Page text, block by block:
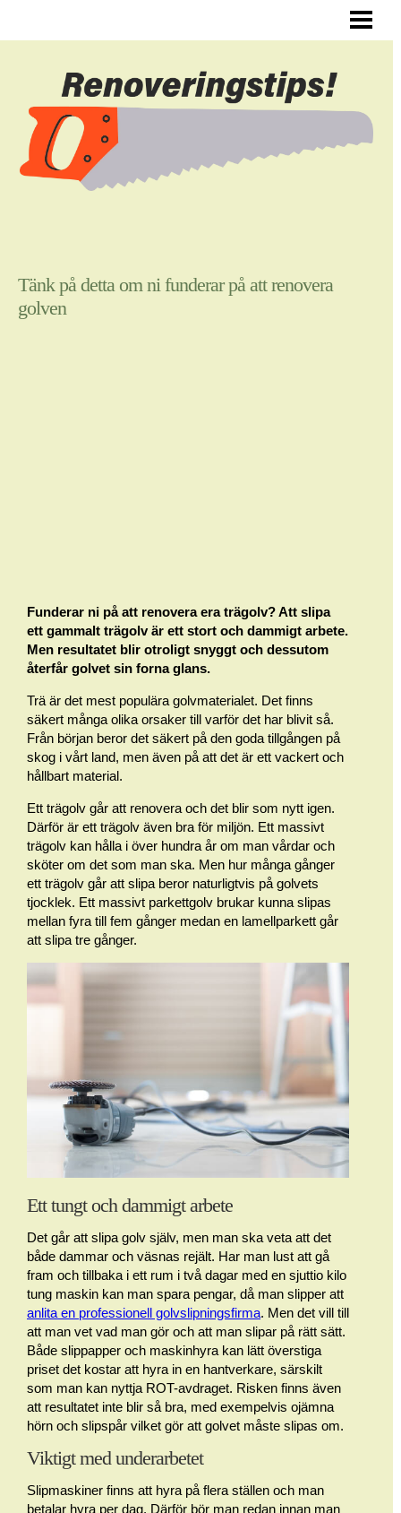
RENOVERA DIN HALL
RENOVERA SJÄLV
BLOGG
Tänk på detta om ni funderar på att renovera
golven
Funderar ni på att renovera era trägolv? Att slipa
ett gammalt trägolv är ett stort och dammigt arbete.
Men resultatet blir otroligt snyggt och dessutom
återfår golvet sin forna glans.
Trä är det mest populära golvmaterialet. Det finns
säkert många olika orsaker till varför det har blivit så.
Från början beror det säkert på den goda tillgången på
skog i vårt land, men även på att det är ett vackert och
hållbart material.
Ett trägolv går att renovera och det blir som nytt igen.
Därför är ett trägolv även bra för miljön. Ett massivt
trägolv kan hålla i över hundra år om man vårdar och
sköter om det som man ska. Men hur många gånger
ett trägolv går att slipa beror naturligtvis på golvets
tjocklek. Ett massivt parkettgolv brukar kunna slipas
mellan fyra till fem gånger medan en lamellparkett går
att slipa tre gånger.
Ett tungt och dammigt arbete
Det går att slipa golv själv, men man ska veta att det
både dammar och väsnas rejält. Har man lust att gå
fram och tillbaka i ett rum i två dagar med en sjuttio kilo
tung maskin kan man spara pengar, då man slipper att
anlita en professionell golvslipningsfirma. Men det vill till
att man vet vad man gör och att man slipar på rätt sätt.
Både slippapper och maskinhyra kan lätt överstiga
priset det kostar att hyra in en hantverkare, särskilt
som man kan nyttja ROT-avdraget. Risken finns även
att resultatet inte blir så bra, med exempelvis ojämna
hörn och slipspår vilket gör att golvet måste slipas om.
Viktigt med underarbetet
Slipmaskiner finns att hyra på flera ställen och man
betalar hyra per dag. Därför bör man redan innan man